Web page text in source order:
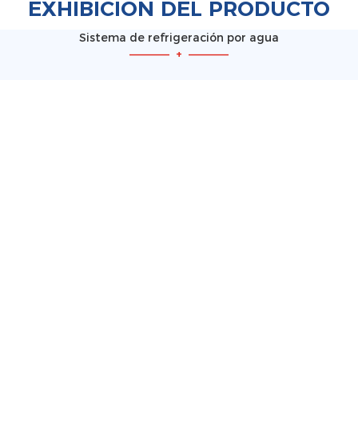
EXHIBICIÓN DEL PRODUCTO
Sistema de refrigeración por agua
————— + —————